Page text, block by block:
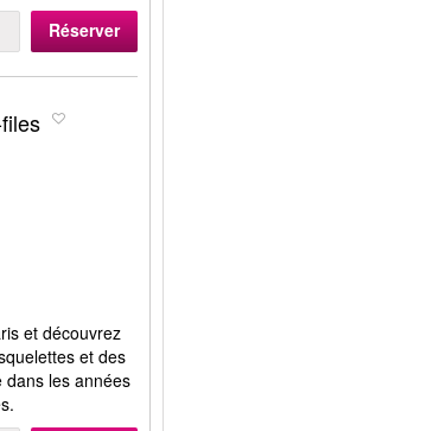
Réserver
et découvrez
et des
dans les années